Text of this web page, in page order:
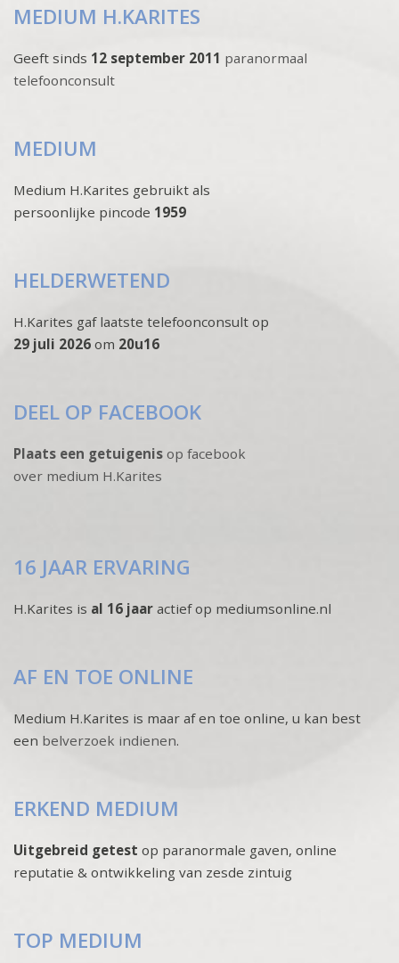
MEDIUM H.KARITES
Geeft sinds 12 september 2011 paranormaal
telefoonconsult
MEDIUM
Medium H.Karites gebruikt als
persoonlijke pincode 1959
HELDERWETEND
H.Karites gaf laatste telefoonconsult op
29 juli 2026 om 20u16
DEEL OP FACEBOOK
Plaats een getuigenis op facebook
over medium H.Karites
16 JAAR ERVARING
H.Karites is al 16 jaar actief op mediumsonline.nl
AF EN TOE ONLINE
Medium H.Karites is maar af en toe online, u kan best
een belverzoek indienen.
ERKEND MEDIUM
Uitgebreid getest op paranormale gaven, online
reputatie & ontwikkeling van zesde zintuig
TOP MEDIUM